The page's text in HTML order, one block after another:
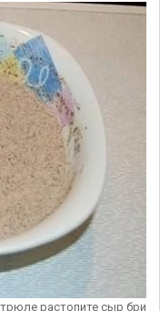
растопите сыр бри